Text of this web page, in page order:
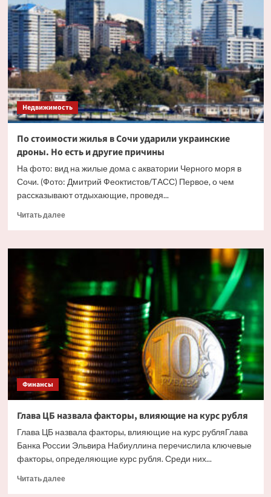
жилья
в
Москве
впервые
перевалила
за
триллион
рублей
Недвижимость
По стоимости жилья в Сочи ударили украинские
дроны. Но есть и другие причины
На фото: вид на жилые дома с акватории Черного моря в
Сочи. (Фото: Дмитрий Феоктистов/ТАСС) Первое, о чем
рассказывают отдыхающие, проведя...
Читать далееПрочитать
По
Сочи
ударили
украинские
дроны.
Но
есть
и
другие
причины
Финансы
Глава ЦБ назвала факторы, влияющие на курс рубля
Глава ЦБ назвала факторы, влияющие на курс рубляГлава
Банка России Эльвира Набиуллина перечислила ключевые
факторы, определяющие курс рубля. Среди них...
Читать далееПрочитать